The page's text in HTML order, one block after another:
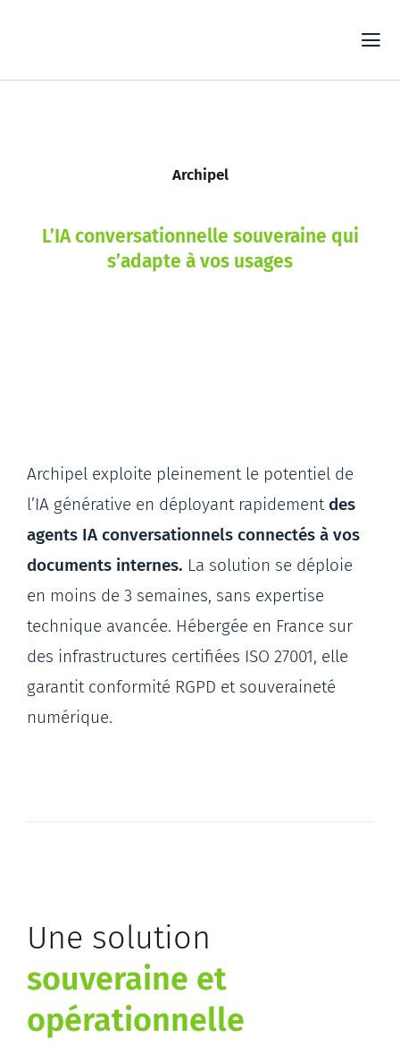
Archipel
L’IA conversationnelle souveraine qui
s’adapte à vos usages
Archipel exploite pleinement le potentiel de
l’IA générative en déployant rapidement des
agents IA conversationnels connectés à vos
documents internes. La solution se déploie
en moins de 3 semaines, sans expertise
technique avancée. Hébergée en France sur
des infrastructures certifiées ISO 27001, elle
garantit conformité RGPD et souveraineté
numérique.
Une solution
souveraine et
opérationnelle